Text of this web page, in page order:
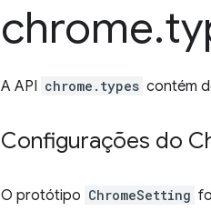
chrome.
A API chrome.types contém
Configurações do
O protótipo ChromeSetting